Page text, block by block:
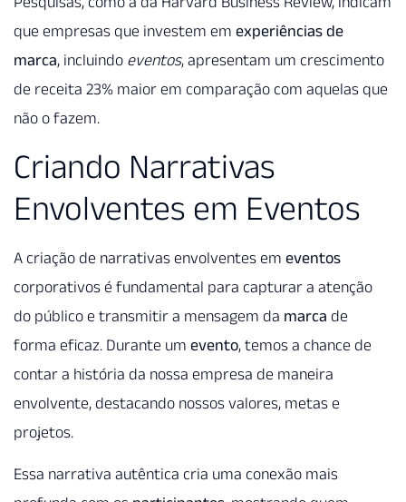
que empresas que investem em experiências de
marca, incluindo eventos, apresentam um crescimento
de receita 23% maior em comparação com aquelas que
não o fazem.
Criando Narrativas
Envolventes em Eventos
A criação de narrativas envolventes em eventos
corporativos é fundamental para capturar a atenção
do público e transmitir a mensagem da marca de
forma eficaz. Durante um evento, temos a chance de
contar a história da nossa empresa de maneira
envolvente, destacando nossos valores, metas e
projetos.
Essa narrativa autêntica cria uma conexão mais